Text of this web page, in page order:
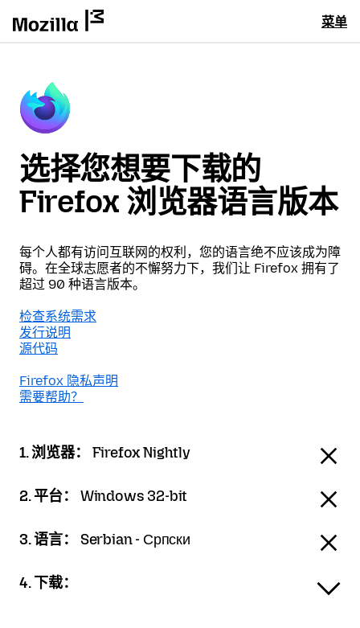
菜单
选择您想要下载的
Firefox 浏览器语言版本
每个人都有访问互联网的权利，您的语言绝不应该成为障
碍。在全球志愿者的不懈努力下，我们让 Firefox 拥有了
超过 90 种语言版本。
检查系统需求
发行说明
源代码
Firefox 隐私声明
需要帮助？
1. 浏览器： Firefox Nightly
2. 平台： Windows 32-bit
3. 语言： Serbian - Српски
4. 下载：